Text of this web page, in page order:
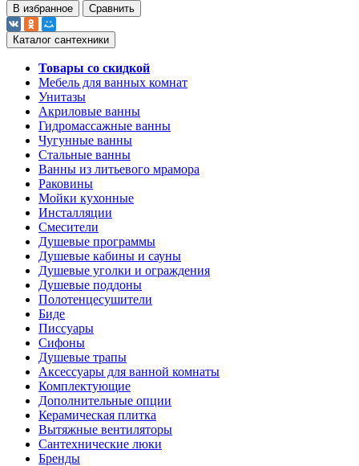
В избранное Сравнить
Каталог сантехники
Товары со скидкой
Мебель для ванных комнат
Унитазы
Акриловые ванны
Гидромассажные ванны
Чугунные ванны
Стальные ванны
Ванны из литьевого мрамора
Раковины
Мойки кухонные
Инсталляции
Смесители
Душевые программы
Душевые кабины и сауны
Душевые уголки и ограждения
Душевые поддоны
Полотенцесушители
Биде
Писсуары
Сифоны
Душевые трапы
Аксессуары для ванной комнаты
Комплектующие
Дополнительные опции
Керамическая плитка
Вытяжные вентиляторы
Сантехнические люки
Бренды